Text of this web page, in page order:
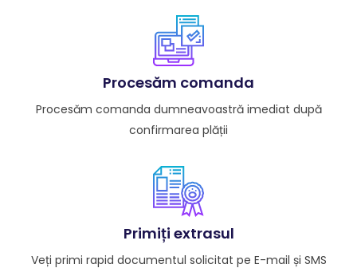
Procesăm comanda
Procesăm comanda dumneavoastră imediat după
confirmarea plății
Primiți extrasul
Veți primi rapid documentul solicitat pe E-mail și SMS